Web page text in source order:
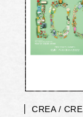
CREA /